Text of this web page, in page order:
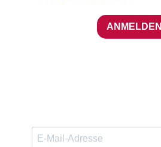
ANMELDEN